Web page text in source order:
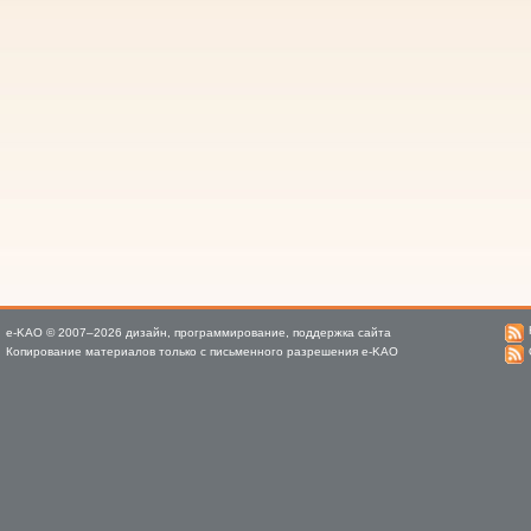
e-KAO © 2007–2026 дизайн, программирование, поддержка сайта
Копирование материалов только с письменного разрешения e-KAO